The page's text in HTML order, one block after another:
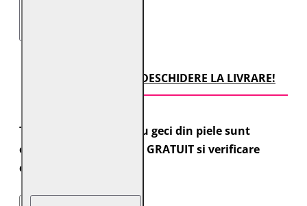
TRANSPORT CU DESCHIDERE LA LIVRARE!
Toate comenzile pentru geci din piele sunt
expediate cu transport GRATUIT si verificare
colet.